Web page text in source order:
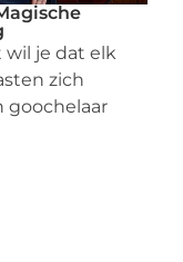
je dat elk
zich
goochelaar